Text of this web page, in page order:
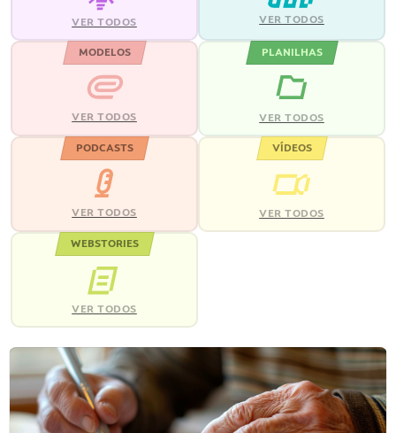
VER TODOS VER TODOS
MODELOS
VER TODOS
PLANILHAS
VER TODOS
PODCASTS
VER TODOS
VÍDEOS
VER TODOS
WEBSTORIES
VER TODOS